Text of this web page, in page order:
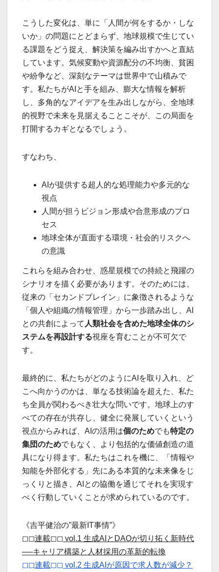
こうした変化は、単に「人間が何をするか・しな
いか」の問題にとどまらず、地球規模で生じてい
る課題をどう捉え、解決策を編み出すかへと直結
しています。気候変動や資源配分の不均衡、貧困
や紛争など、深刻なテーマは世界中で山積みで
す。私たちがAIと手を組み、膨大な情報を解析
し、多角的なアイデアを生み出しながら、全地球
的視野で未来を見据えることこそが、この局面を
打開するカギとなるでしょう。
すなわち、
AIが提供する超人的な処理能力や多元的な
視点
人間が担うビジョン形成や合意形成のプロ
セス
地球全体が直面する環境・社会的リスクへ
の意識
これらを組み合わせ、惑星規模での持続と飛躍の
シナリオを描く必要があります。そのためには、
従来の「セカンドブレイン」に象徴されるような
「個人や組織の情報管理」から一歩踏み出し、AI
との共創によって 人類社会を含めた地球全体のシ
ステムを再設計する視座を育むことが不可欠で
す。
最終的に、私たちがどのようにAIを取り入れ、ど
こへ向かうのかは、単なる技術論を超えた、私た
ち全員が関わるべき壮大な問いです。地球上のす
べての存在が共存し、健全に発展していくという
視点からみれば、AIの活用は個のためでも特定の
集団のためでもなく、より包括的な価値創造の道
具になり得ます。私たちはこれを機に、「情報や
知能を外部化する」先にある本質的な未来像をじ
っくりと描き、AIとの協働を通じてそれを実現す
べく行動していくことが求められているのです。
《吉平健治の”最新IT事情”》
◻︎◻︎連載◻︎◻︎ vol.1 ⽣成AIとDAOが切り拓く新時代
──キャリア構築と⼈材採⽤の⾰新的転換
◻︎◻︎連載◻︎◻︎ vol.2 生成AIが原因で求人数が減少？